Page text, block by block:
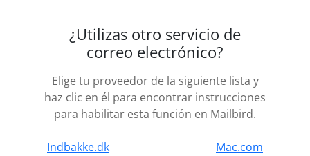
¿Utilizas otro servicio de
correo electrónico?
Elige tu proveedor de la siguiente lista y
haz clic en él para encontrar instrucciones
para habilitar esta función en Mailbird.
Indbakke.dk
Mac.com